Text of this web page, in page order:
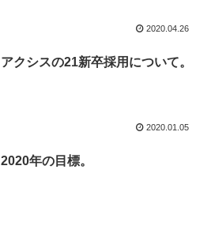
2020.04.26
アクシスの21新卒採用について。
2020.01.05
2020年の目標。